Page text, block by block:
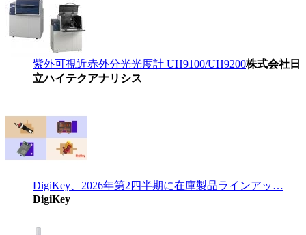
紫外可視近赤外分光光度計 UH9100/UH9200株式会社日
立ハイテクアナリシス
DigiKey、2026年第2四半期に在庫製品ラインアッ…
DigiKey